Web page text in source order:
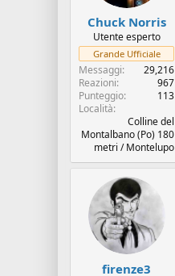
s
i
o
n
e
i
Chuck Norris
Utente esperto
Grande Ufficiale
Messaggi
29,216
Reazioni
967
Punteggio
113
Località
Colline del
Montalbano (Po) 180
metri / Montelupo
firenze3